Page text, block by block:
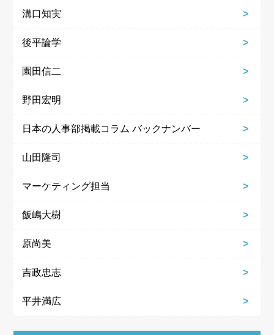
溝口知実
後平論学
園田信二
野田宏明
日本の人事部掲載コラム バックナンバー
山田隆司
マーケティング担当
飯嶋大樹
原尚美
吉政忠志
平井満広